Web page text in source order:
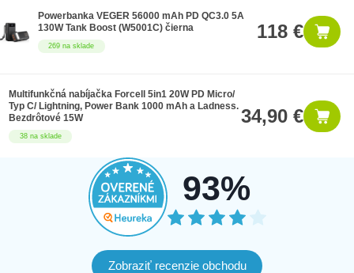
269 na sklade
Powerbanka VEGER 56000 mAh PD QC3.0 5A
130W Tank Boost (W5001C) čierna
118 €
38 na sklade
Multifunkčná nabíjačka Forcell 5in1 20W PD Micro/
Typ C/ Lightning, Power Bank 1000 mAh a Ladness.
Bezdrôtové 15W
34,90 €
93%
Zobraziť recenzie obchodu